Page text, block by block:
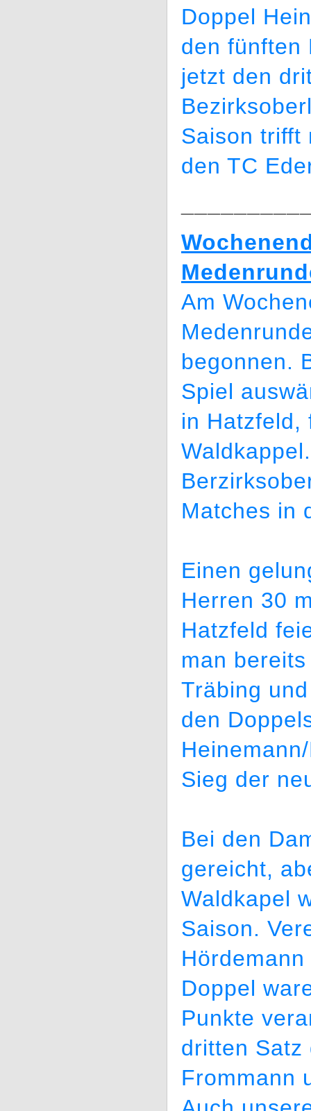
Doppel
den fünften
jetzt den
Saison trifft
den TC
Am
begonnen.
Spiel
in Hatzfeld,
Matches in
Einen
Herren 30
Hatzfeld
man
Träbing
den
Sieg der
Bei den
gereicht,
Waldkapel
Saison.
Doppel
Punkte
dritten Satz
Frommann